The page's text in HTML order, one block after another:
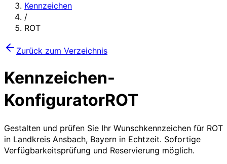
Kennzeichen
/
ROT
Zurück zum Verzeichnis
Kennzeichen-
KonfiguratorROT
Gestalten und prüfen Sie Ihr Wunschkennzeichen für ROT
in Landkreis Ansbach, Bayern in Echtzeit. Sofortige
Verfügbarkeitsprüfung und Reservierung möglich.